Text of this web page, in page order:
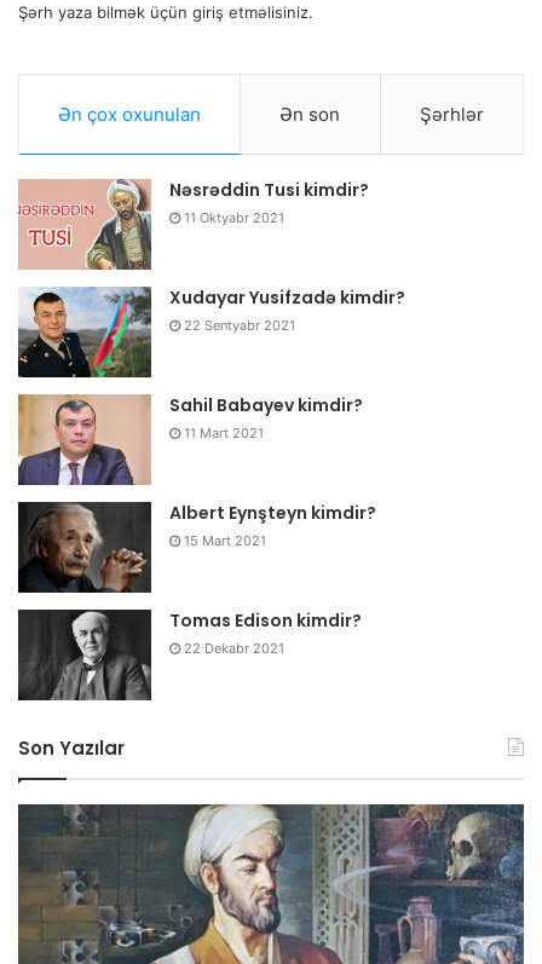
Şərh yaza bilmək üçün giriş etməlisiniz.
Ən çox oxunulan Ən son Şərhlər
Nəsrəddin Tusi kimdir?
11 Oktyabr 2021
Xudayar Yusifzadə kimdir?
22 Sentyabr 2021
Sahil Babayev kimdir?
11 Mart 2021
Albert Eynşteyn kimdir?
15 Mart 2021
Tomas Edison kimdir?
22 Dekabr 2021
Son Yazılar